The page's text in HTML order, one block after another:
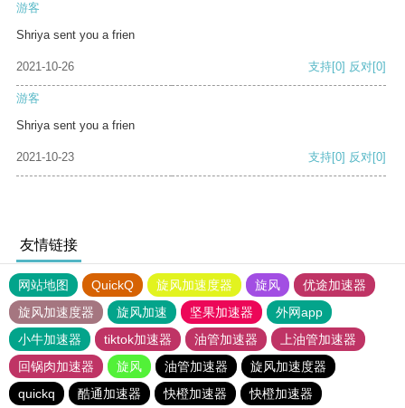
游客
Shriya sent you a frien
2021-10-26 支持[0] 反对[0]
游客
Shriya sent you a frien
2021-10-23 支持[0] 反对[0]
友情链接
网站地图 QuickQ 旋风加速度器 旋风
优途加速器
旋风加速度器
旋风加速 坚果加速器
外网app
小牛加速器
tiktok加速器 油管加速器
上油管加速器
回锅肉加速器
旋风 油管加速器
旋风加速度器
quickq
酷通加速器 快橙加速器 快橙加速器